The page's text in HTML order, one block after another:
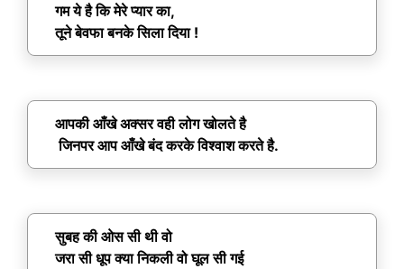
गम ये है कि मेरे प्यार का,
तूने बेवफा बनके सिला दिया !
आपकी आँखे अक्सर वही लोग खोलते है
जिनपर आप आँखे बंद करके विश्वाश करते है.
सुबह की ओस सी थी वो
जरा सी धूप क्या निकली वो घूल सी गई